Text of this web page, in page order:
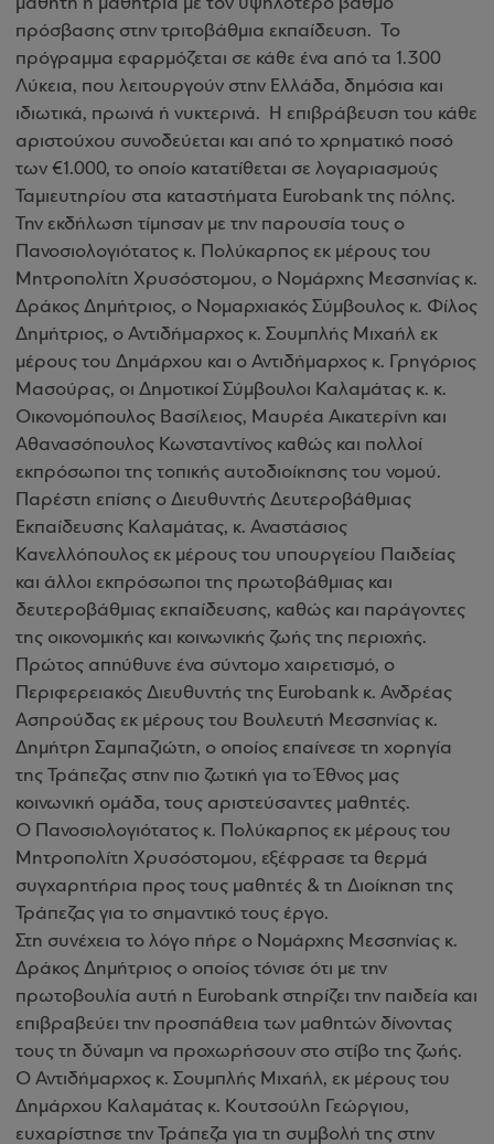
πρόσβασης στην τριτοβάθμια εκπαίδευση. Το
πρόγραμμα εφαρμόζεται σε κάθε ένα από τα 1.300
Λύκεια, που λειτουργούν στην Ελλάδα, δημόσια και
ιδιωτικά, πρωινά ή νυκτερινά. Η επιβράβευση του κάθε
αριστούχου συνοδεύεται και από το χρηματικό ποσό
των €1.000, το οποίο κατατίθεται σε λογαριασμούς
Ταμιευτηρίου στα καταστήματα Eurobank της πόλης.
Την εκδήλωση τίμησαν με την παρουσία τους ο
Πανοσιολογιότατος κ. Πολύκαρπος εκ μέρους του
Μητροπολίτη Χρυσόστομου, ο Νομάρχης Μεσσηνίας κ.
Δράκος Δημήτριος, ο Νομαρχιακός Σύμβουλος κ. Φίλος
Δημήτριος, ο Αντιδήμαρχος κ. Σουμπλής Μιχαήλ εκ
μέρους του Δημάρχου και ο Αντιδήμαρχος κ. Γρηγόριος
Μασούρας, οι Δημοτικοί Σύμβουλοι Καλαμάτας κ. κ.
Οικονομόπουλος Βασίλειος, Μαυρέα Αικατερίνη και
Αθανασόπουλος Κωνσταντίνος καθώς και πολλοί
εκπρόσωποι της τοπικής αυτοδιοίκησης του νομού.
Παρέστη επίσης ο Διευθυντής Δευτεροβάθμιας
Εκπαίδευσης Καλαμάτας, κ. Αναστάσιος
Κανελλόπουλος εκ μέρους του υπουργείου Παιδείας
και άλλοι εκπρόσωποι της πρωτοβάθμιας και
δευτεροβάθμιας εκπαίδευσης, καθώς και παράγοντες
της οικονομικής και κοινωνικής ζωής της περιοχής.
Πρώτος απηύθυνε ένα σύντομο χαιρετισμό, ο
Περιφερειακός Διευθυντής της Eurobank κ. Ανδρέας
Ασπρούδας εκ μέρους του Βουλευτή Μεσσηνίας κ.
Δημήτρη Σαμπαζιώτη, ο οποίος επαίνεσε τη χορηγία
της Τράπεζας στην πιο ζωτική για το Έθνος μας
κοινωνική ομάδα, τους αριστεύσαντες μαθητές.
Ο Πανοσιολογιότατος κ. Πολύκαρπος εκ μέρους του
Μητροπολίτη Χρυσόστομου, εξέφρασε τα θερμά
συγχαρητήρια προς τους μαθητές & τη Διοίκηση της
Τράπεζας για το σημαντικό τους έργο.
Στη συνέχεια το λόγο πήρε ο Νομάρχης Μεσσηνίας κ.
Δράκος Δημήτριος ο οποίος τόνισε ότι με την
πρωτοβουλία αυτή η Eurobank στηρίζει την παιδεία και
επιβραβεύει την προσπάθεια των μαθητών δίνοντας
τους τη δύναμη να προχωρήσουν στο στίβο της ζωής.
Ο Αντιδήμαρχος κ. Σουμπλής Μιχαήλ, εκ μέρους του
Δημάρχου Καλαμάτας κ. Κουτσούλη Γεώργιου,
ευχαρίστησε την Τράπεζα για τη συμβολή της στην